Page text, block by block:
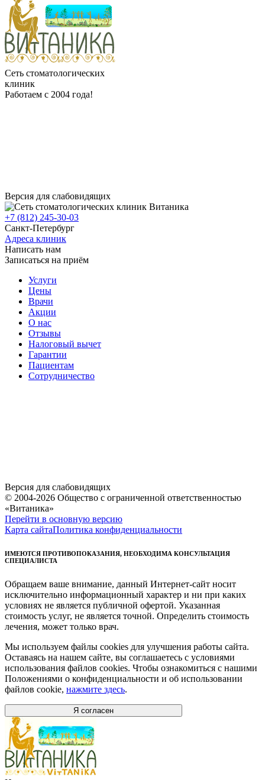
клиники
Сеть стоматологических
клиник
Работаем с 2004 года!
Версия для слабовидящих
+7 (812) 245-30-03
Санкт-Петербург
Адреса клиник
Написать нам
Записаться на приём
Услуги
Цены
Врачи
Акции
О нас
Отзывы
Налоговый вычет
Гарантии
Пациентам
Сотрудничество
Версия для слабовидящих
© 2004-2026 Общество с ограниченной ответственностью
«Витаника»
Перейти в основную версию
Карта сайтаПолитика конфиденциальности
ИМЕЮТСЯ ПРОТИВОПОКАЗАНИЯ, НЕОБХОДИМА КОНСУЛЬТАЦИЯ
СПЕЦИАЛИСТА
Обращаем ваше внимание, данный Интернет-сайт носит
исключительно информационный характер и ни при каких
условиях не является публичной офертой. Указанная
стоимость услуг, не является точной. Определить стоимость
лечения, может только врач.
Мы используем файлы cookies для улучшения работы сайта.
Оставаясь на нашем сайте, вы соглашаетесь с условиями
использования файлов cookies. Чтобы ознакомиться с нашими
Положениями о конфиденциальности и об использовании
файлов cookie, нажмите здесь.
Я согласен